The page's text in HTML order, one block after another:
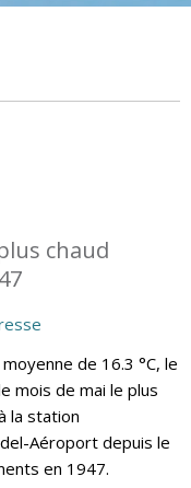
chaud
de 16.3 °C, le
mois de mai le plus
la station
Aéroport depuis le
en 1947.